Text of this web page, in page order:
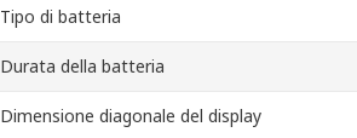
Tipo di batteria
Durata della batteria
Dimensione diagonale del display